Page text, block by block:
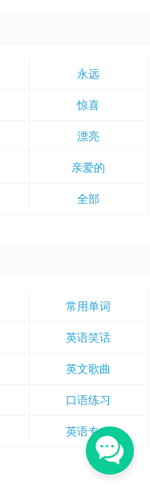
永远
惊喜
漂亮
亲爱的
全部
常用单词
英语笑话
英文歌曲
口语练习
英语专八